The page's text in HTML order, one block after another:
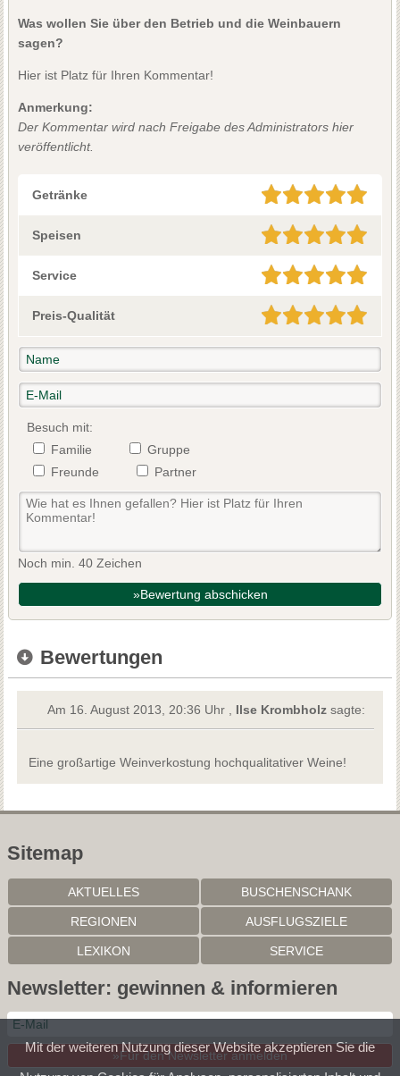
Was wollen Sie über den Betrieb und die Weinbauern
sagen?
Hier ist Platz für Ihren Kommentar!
Anmerkung:
Der Kommentar wird nach Freigabe des Administrators hier
veröffentlicht.
Getränke
Speisen
Service
Preis-Qualität
Besuch mit:
Familie
Gruppe
Freunde
Partner
Noch min. 40 Zeichen
»Bewertung abschicken
Bewertungen
Am 16. August 2013, 20:36 Uhr , Ilse Krombholz sagte:
Eine großartige Weinverkostung hochqualitativer Weine!
Sitemap
AKTUELLES BUSCHENSCHANK
REGIONEN AUSFLUGSZIELE
LEXIKON SERVICE
Newsletter: gewinnen & informieren
»Für den Newsletter anmelden
Mit der weiteren Nutzung dieser Website akzeptieren Sie die